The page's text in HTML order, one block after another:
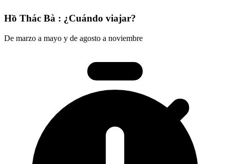
Hồ Thác Bà : ¿Cuándo viajar?
De marzo a mayo y de agosto a noviembre